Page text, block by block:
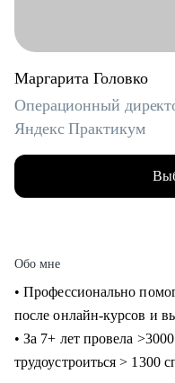
Маргарита Головко
Операционный
Яндекс Практикум
Обо мне
• Профессионально
после онлайн-курсов и
• За 7+ лет провела
трудоустроиться > 1300